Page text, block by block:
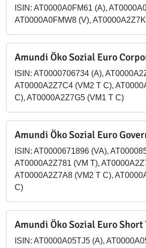
ISIN: AT0000A0FM61 (A),
AT0000A0FMW8 (V),
Amundi Öko Sozial Euro
ISIN: AT0000706734 (A),
AT0000A2Z7C4 (VM2 T C),
C), AT0000A2Z7G5 (VM1 T C)
Amundi Öko Sozial Euro
ISIN: AT0000671896 (VA),
AT0000A2Z781 (VM T),
AT0000A2Z7A8 (VM2 T C),
C)
Amundi Öko Sozial Euro Short
ISIN: AT0000A05TJ5 (A),